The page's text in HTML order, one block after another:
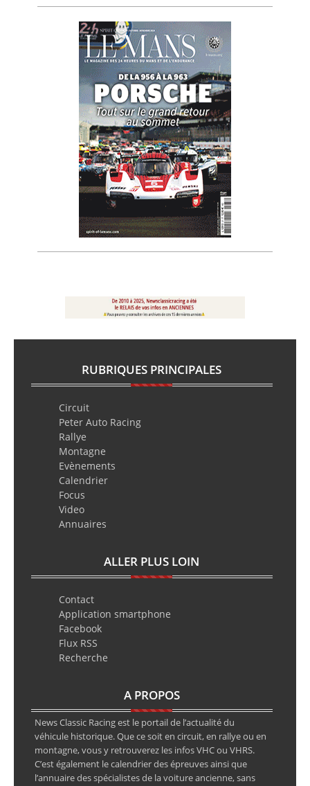
RUBRIQUES PRINCIPALES
Circuit
Peter Auto Racing
Rallye
Montagne
Evènements
Calendrier
Focus
Video
Annuaires
ALLER PLUS LOIN
Contact
Application smartphone
Facebook
Flux RSS
Recherche
A PROPOS
News Classic Racing est le portail de l’actualité du
véhicule historique. Que ce soit en circuit, en rallye ou en
montagne, vous y retrouverez les infos VHC ou VHRS.
C’est également le calendrier des épreuves ainsi que
l’annuaire des spécialistes de la voiture ancienne, sans